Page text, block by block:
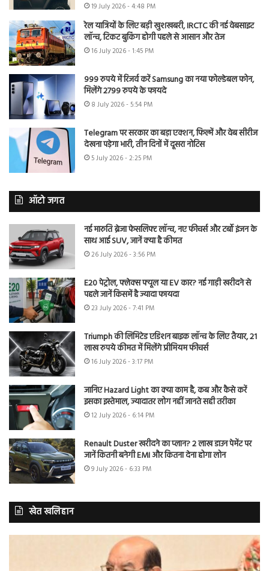
19 July 2026 - 4:48 PM
रेल यात्रियों के लिए बड़ी खुशखबरी, IRCTC की नई वेबसाइट
लॉन्च, टिकट बुकिंग होगी पहले से आसान और तेज
16 July 2026 - 1:45 PM
999 रुपये में रिजर्व करें Samsung का नया फोल्डेबल फोन,
मिलेंगे 2799 रुपये के फायदे
8 July 2026 - 5:54 PM
Telegram पर सरकार का बड़ा एक्शन, फिल्में और वेब सीरीज
देखना पड़ेगा भारी, तीन दिनों में दूसरा नोटिस
5 July 2026 - 2:25 PM
ऑटो जगत
नई मारुति ब्रेजा फेसलिफ्ट लॉन्च, नए फीचर्स और टर्बो इंजन के
साथ आई SUV, जानें क्या है कीमत
26 July 2026 - 3:56 PM
E20 पेट्रोल, फ्लेक्स फ्यूल या EV कार? नई गाड़ी खरीदने से
पहले जानें किसमें है ज्यादा फायदा
23 July 2026 - 7:41 PM
Triumph की लिमिटेड एडिशन बाइक लॉन्च के लिए तैयार, 21
लाख रुपये कीमत में मिलेंगे प्रीमियम फीचर्स
16 July 2026 - 3:17 PM
जानिए Hazard Light का क्या काम है, कब और कैसे करें
इसका इस्तेमाल, ज्यादातर लोग नहीं जानते सही तरीका
12 July 2026 - 6:14 PM
Renault Duster खरीदने का प्लान? 2 लाख डाउन पेमेंट पर
जानें कितनी बनेगी EMI और कितना देना होगा लोन
9 July 2026 - 6:33 PM
खेत खलिहान